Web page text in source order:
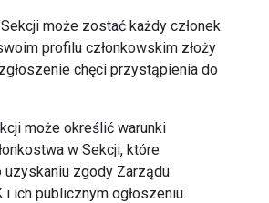
może zostać każdy członek
profilu członkowskim złoży
chęci przystąpienia do
może określić warunki
w Sekcji, które
uzyskaniu zgody Zarządu
i ich publicznym ogłoszeniu.